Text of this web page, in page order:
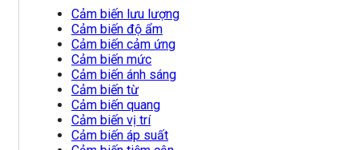
Cảm biến lưu lượng
Cảm biến độ ẩm
Cảm biến cảm ứng
Cảm biến mức
Cảm biến ánh sáng
Cảm biến từ
Cảm biến quang
Cảm biến vị trí
Cảm biến áp suất